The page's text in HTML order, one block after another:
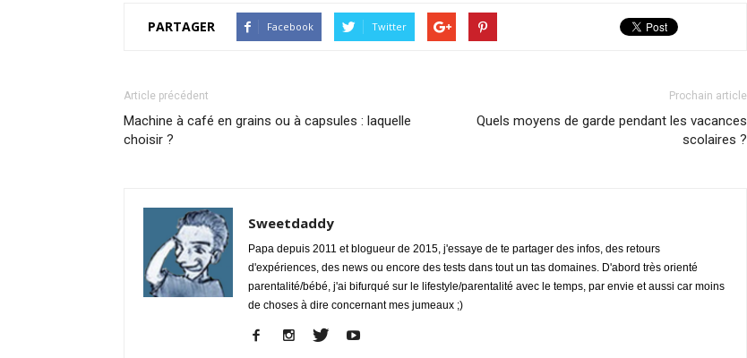
PARTAGER Facebook Twitter
Article précédent
Machine à café en grains ou à capsules : laquelle
choisir ?
Prochain article
Quels moyens de garde pendant les vacances
scolaires ?
Sweetdaddy
Papa depuis 2011 et blogueur de 2015, j'essaye de te partager des infos, des retours
d'expériences, des news ou encore des tests dans tout un tas domaines. D'abord très orienté
parentalité/bébé, j'ai bifurqué sur le lifestyle/parentalité avec le temps, par envie et aussi car moins
de choses à dire concernant mes jumeaux ;)